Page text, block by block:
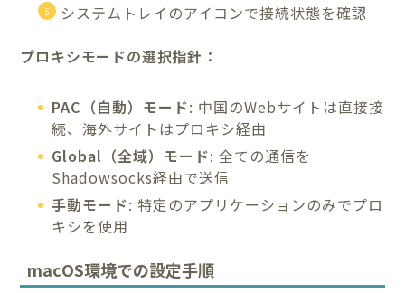
システムトレイのアイコンで接続状態を確認
プロキシモードの選択指針：
PAC（自動）モード: 中国のWebサイトは直接接
続、海外サイトはプロキシ経由
Global（全域）モード: 全ての通信を
Shadowsocks経由で送信
手動モード: 特定のアプリケーションのみでプロ
キシを使用
macOS環境での設定手順